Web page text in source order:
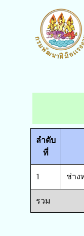
ลำดับ
ที่
1 ช่าง
รวม